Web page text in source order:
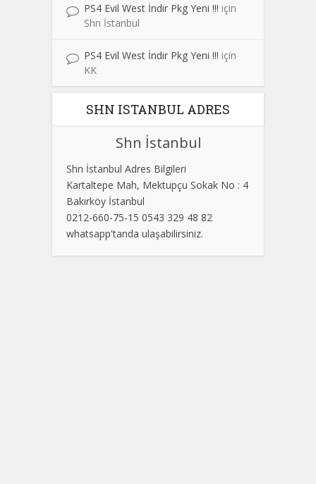
PS4 Evil West İndir Pkg Yeni !!! için
Shn İstanbul
PS4 Evil West İndir Pkg Yeni !!! için
KK
SHN ISTANBUL ADRES
Shn İstanbul
Shn İstanbul Adres Bilgileri
Kartaltepe Mah, Mektupçu Sokak No : 4
Bakırköy İstanbul
0212-660-75-15 0543 329 48 82
whatsapp'tanda ulaşabilirsiniz.